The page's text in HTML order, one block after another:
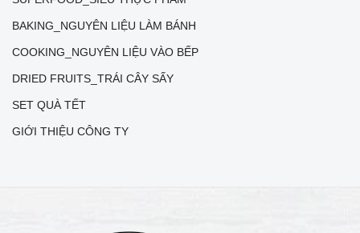
BAKING_NGUYÊN LIỆU LÀM BÁNH
COOKING_NGUYÊN LIỆU VÀO BẾP
DRIED FRUITS_TRÁI CÂY SẤY
SET QUÀ TẾT
GIỚI THIỆU CÔNG TY